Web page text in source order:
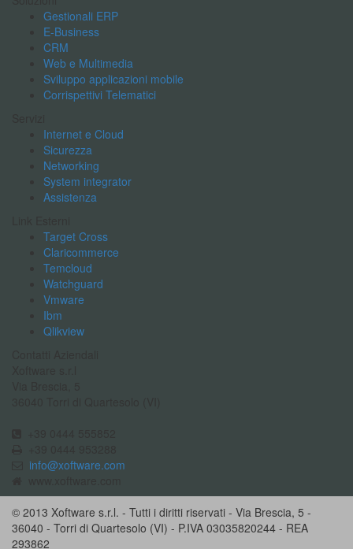
Gestionali ERP
E-Business
CRM
Web e Multimedia
Sviluppo applicazioni mobile
Corrispettivi Telematici
Internet e Cloud
Sicurezza
Networking
System integrator
Assistenza
Target Cross
Claricommerce
Temcloud
Watchguard
Vmware
Ibm
Qlikview
info@xoftware.com
© 2013 Xoftware s.r.l. - Tutti i diritti riservati - Via Brescia, 5 -
36040 - Torri di Quartesolo (VI) - P.IVA 03035820244 - REA
293862